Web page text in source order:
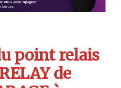
point relais
de